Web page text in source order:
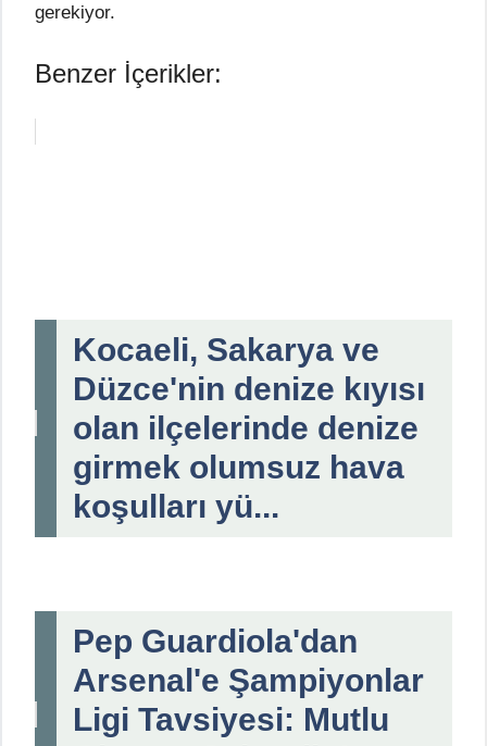
gerekiyor.
Benzer İçerikler:
Kocaeli, Sakarya ve
Düzce'nin denize kıyısı
olan ilçelerinde denize
girmek olumsuz hava
koşulları yü...
Pep Guardiola'dan
Arsenal'e Şampiyonlar
Ligi Tavsiyesi: Mutlu